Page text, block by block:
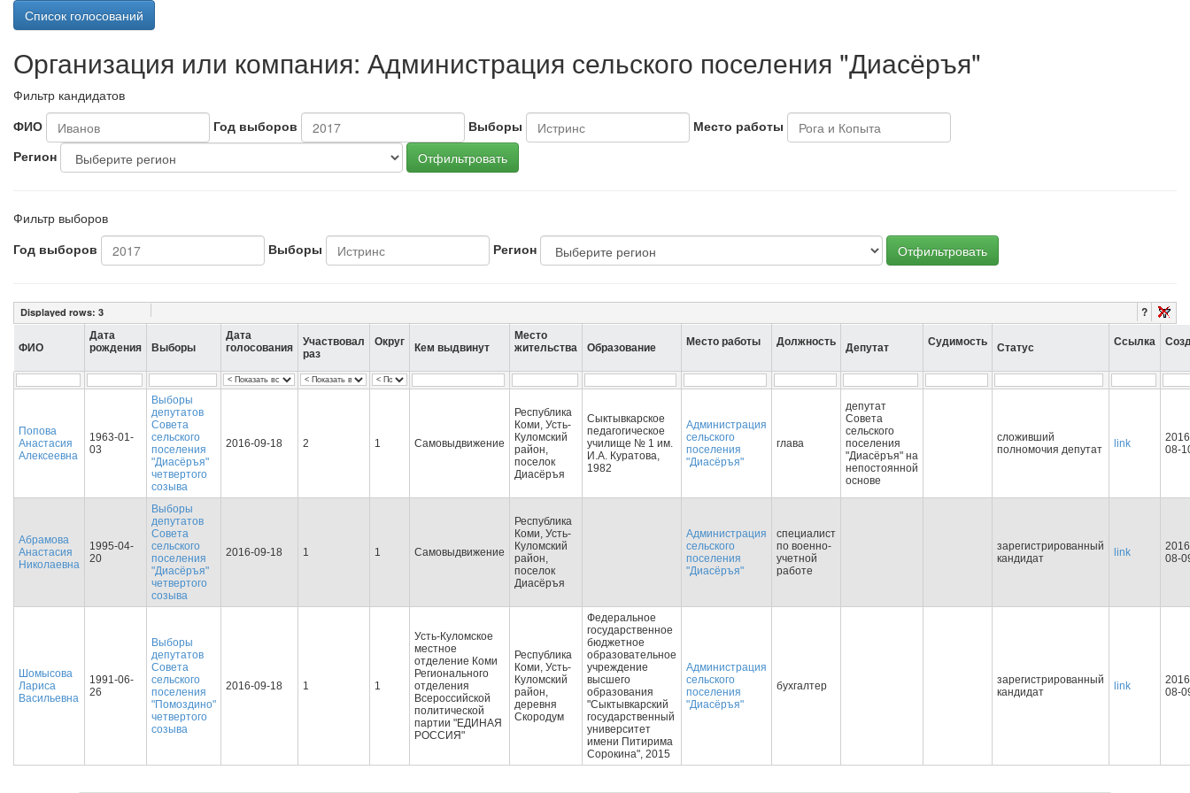
Список голосований
Организация или компания: Администрация сельского поселения "Диасёръя"
Фильтр кандидатов
ФИО
Год выборов Выборы
Место работы
Регион
Отфильтровать
Фильтр выборов
Год выборов
Выборы Регион Отфильтровать
Displayed rows: 3 ?
ФИО
Дата
рождения
Выборы
Дата
голосования
Участвовал
раз
Округ Кем выдвинут
Место
жительства
Образование Место работы Должность Депутат Судимость Статус Ссылка
Попова
Анастасия
Алексеевна
1963-01-
03
Выборы
депутатов
Совета
сельского
поселения
"Диасёръя"
четвертого
созыва
2016-09-18 2 1 Самовыдвижение
Республика
Коми, Усть-
Куломский
район,
поселок
Диасёръя
Сыктывкарское
педагогическое
училище № 1 им.
И.А. Куратова,
1982
Администрация
сельского
поселения
"Диасёръя"
глава
депутат
Совета
сельского
поселения
"Диасёръя" на
непостоянной
основе
сложивший
полномочия депутат
link
08-
Абрамова
Анастасия
Николаевна
1995-04-
20
Выборы
депутатов
Совета
сельского
поселения
"Диасёръя"
четвертого
созыва
2016-09-18 1 1 Самовыдвижение
Республика
Коми, Усть-
Куломский
район,
поселок
Диасёръя
Администрация
сельского
поселения
"Диасёръя"
специалист
по военно-
учетной
работе
зарегистрированный
кандидат
link
08-
Шомысова
Лариса
Васильевна
1991-06-
26
Выборы
депутатов
Совета
сельского
поселения
"Помоздино"
четвертого
созыва
2016-09-18 1 1
Усть-Куломское
местное
отделение Коми
Регионального
отделения
Всероссийской
политической
партии "ЕДИНАЯ
РОССИЯ"
Республика
Коми, Усть-
Куломский
район,
деревня
Скородум
Федеральное
государственное
бюджетное
образовательное
учреждение
высшего
образования
"Сыктывкарский
государственный
университет
имени Питирима
Сорокина", 2015
Администрация
сельского
поселения
"Диасёръя"
бухгалтер
зарегистрированный
кандидат
link
08-